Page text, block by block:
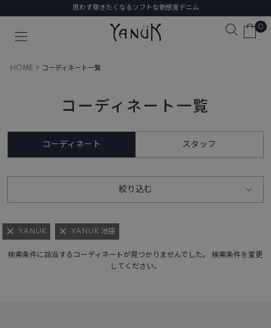
思わず穿きたくなるソフトな新感覚デニム
0
HOME コーディネート一覧
コーディネート一覧
コーディネート スタッフ
絞り込む
YANUK YANUK 池袋
検索条件に該当するコーディネートが見つかりませんでした。 検索条件を変更
してください。